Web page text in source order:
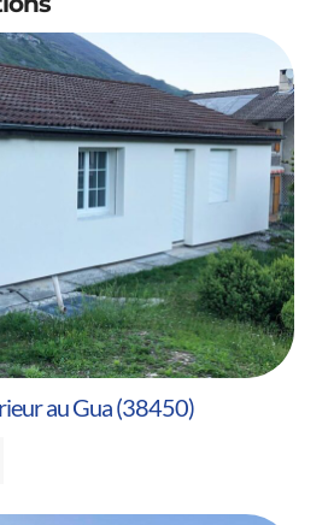
au Gua (38450)